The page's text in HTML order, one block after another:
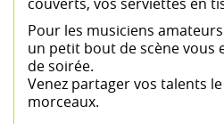
Pour les musiciens
un petit bout de scène vous
de soirée.
Venez partager vos talents
morceaux.